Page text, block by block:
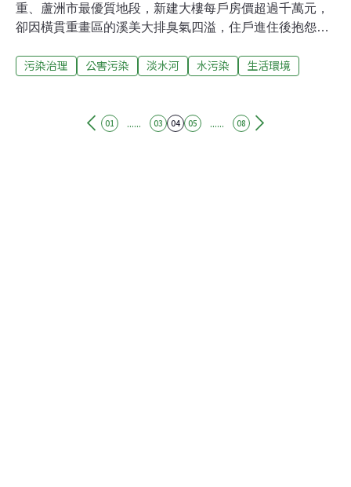
重、蘆洲市最優質地段，新建大樓每戶房價超過千萬元，
卻因橫貫重畫區的溪美大排臭氣四溢，住戶進住後抱怨連
市代張軒杰等人屢屢接獲民眾投訴，昨天會同縣府水利局
他建議將汙水導入附近溪美抽水站，經由特定管線送至八
污染治理 公害污染 淡水河 水污染 生活環境
01 ...... 03 04 05 ...... 08